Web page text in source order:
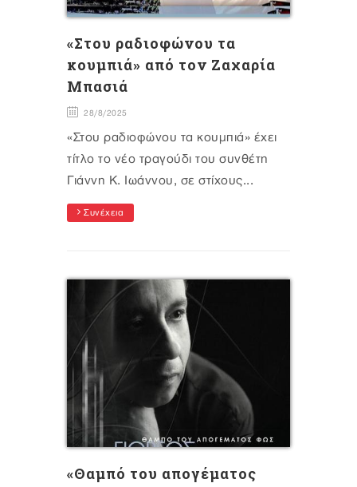
«Στου ραδιοφώνου τα
κουμπιά» από τον Ζαχαρία
Μπασιά
28/8/2025
«Στου ραδιοφώνου τα κουμπιά» έχει
τίτλο το νέο τραγούδι του συνθέτη
Γιάννη Κ. Ιωάννου, σε στίχους...
Συνέχεια
«Θαμπό του απογέματος